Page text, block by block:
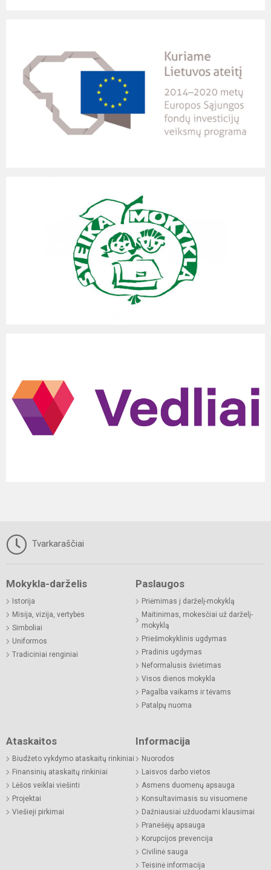
Tvarkaraščiai
Mokykla-darželis
Istorija
Misija, vizija, vertybės
Simboliai
Uniformos
Tradiciniai renginiai
Paslaugos
Priėmimas į darželį-mokyklą
Maitinimas, mokesčiai už darželį-
mokyklą
Priešmokyklinis ugdymas
Pradinis ugdymas
Neformalusis švietimas
Visos dienos mokykla
Pagalba vaikams ir tėvams
Patalpų nuoma
Ataskaitos
Biudžeto vykdymo ataskaitų rinkiniai
Finansinių ataskaitų rinkiniai
Lėšos veiklai viešinti
Projektai
Viešieji pirkimai
Informacija
Nuorodos
Laisvos darbo vietos
Asmens duomenų apsauga
Konsultavimasis su visuomene
Dažniausiai užduodami klausimai
Pranešėjų apsauga
Korupcijos prevencija
Civilinė sauga
Teisinė informacija